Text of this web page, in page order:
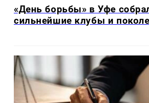
«День борьбы» в Уфе
сильнейшие клубы и